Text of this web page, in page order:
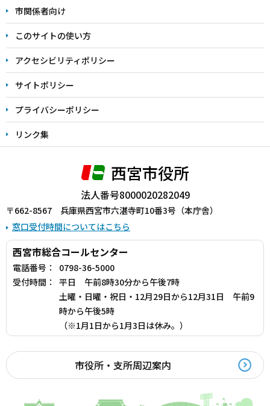
こ
ま
で
市関係者向け
このサイトの使い方
アクセシビリティポリシー
サイトポリシー
プライバシーポリシー
リンク集
西宮市役所
法人番号8000020282049
〒662-8567 兵庫県西宮市六湛寺町10番3号（本庁舎）
窓口受付時間についてはこちら
西宮市総合コールセンター
電話番号：
0798-36-5000
受付時間：
平日 午前8時30分から午後7時
土曜・日曜・祝日・12月29日から12月31日 午前9
時から午後5時
（※1月1日から1月3日は休み。）
市役所・支所周辺案内